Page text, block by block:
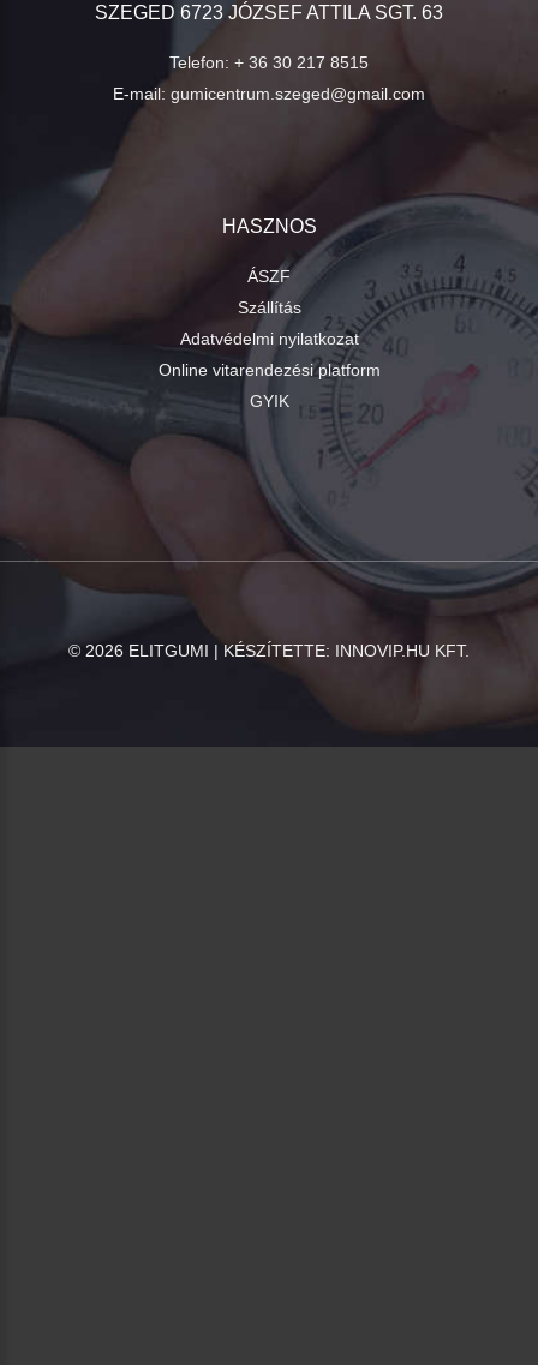
SZEGED 6723 JÓZSEF ATTILA SGT. 63
Telefon: + 36 30 217 8515
E-mail: gumicentrum.szeged@gmail.com
HASZNOS
ÁSZF
Szállítás
Adatvédelmi nyilatkozat
Online vitarendezési platform
GYIK
© 2026 ELITGUMI | KÉSZÍTETTE: INNOVIP.HU KFT.